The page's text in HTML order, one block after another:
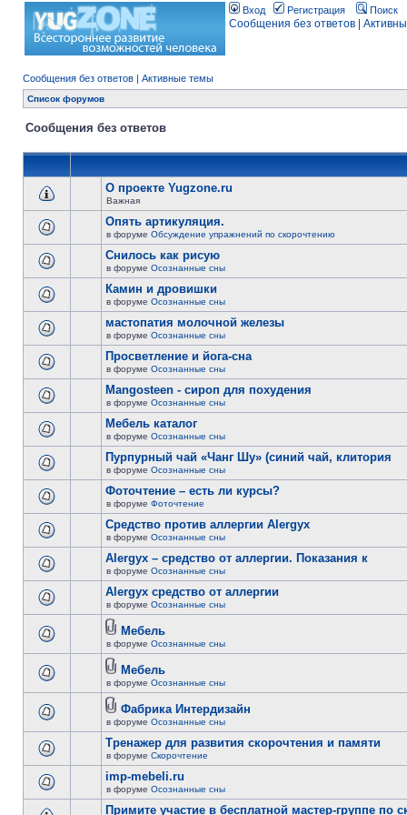
Вход Регистрация Поиск
Сообщения без ответов
Сообщения без ответов | Активные темы
Список форумов
Сообщения без ответов
О проекте Yugzone.ru
Важная
Опять артикуляция.
в форуме Обсуждение упражнений по скорочтению
Снилось как рисую
в форуме Осознанные сны
Камин и дровишки
в форуме Осознанные сны
мастопатия молочной железы
в форуме Осознанные сны
Просветление и йога-сна
в форуме Осознанные сны
Mangosteen - сироп для похудения
в форуме Осознанные сны
Мебель каталог
в форуме Осознанные сны
Пурпурный чай «Чанг Шу» (синий чай, клитория
в форуме Осознанные сны
Фоточтение – есть ли курсы?
в форуме Фоточтение
Cредство против аллергии Alergyx
в форуме Осознанные сны
Alergyx – средство от аллергии. Показания к
в форуме Осознанные сны
Alergyx средство от аллергии
в форуме Осознанные сны
Мебель
в форуме Осознанные сны
Мебель
в форуме Осознанные сны
Фабрика Интердизайн
в форуме Осознанные сны
Тренажер для развития скорочтения и памяти
в форуме Скорочтение
imp-mebeli.ru
в форуме Осознанные сны
Примите участие в бесплатной мастер-группе по